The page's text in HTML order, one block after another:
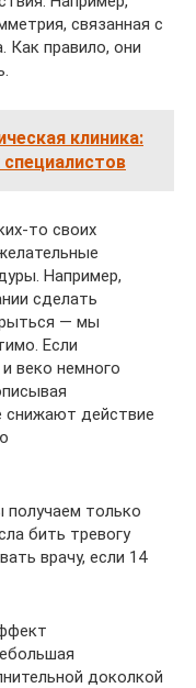
связанная с
Как правило, они
клиника:
то своих
Например,
сделать
— мы
Если
веко немного
снижают действие
только
бить тревогу
врачу, если 14
доколкой